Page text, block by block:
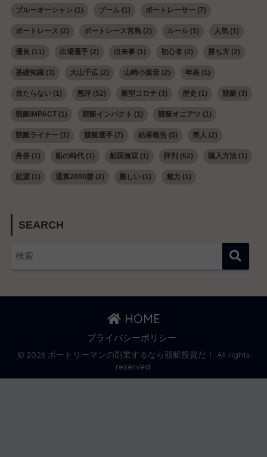
ブルーオーシャン (1) ブーム(1) ボートレーサー (7)
ボートレース (2) ボートレース宮島 (2) ルール(1) 人気(1)
優良 (11) 出場選手(2) 出来事(1) 初心者(2) 勝ち方(2)
基礎知識(3) 大山千広(2) 山崎小葉音(2) 年表(1)
当たらない(1) 悪評(52) 新型コロナ(3) 歴史 (1) 競艇 (3)
競艇IMPACT(1) 競艇インパクト (1) 競艇オニアツ (1)
競艇ライナー (1) 競艇選手(7) 結果報告(5) 美人 (2)
舟券(1) 船の時代(1) 船国無双 (1) 評判 (62) 購入方法(1)
起源(1) 通算2000勝(2) 難しい(1) 魅力 (1)
SEARCH
HOME
プライバシーポリシー
© 2026 ボートリーマンの副業するなら競艇投資だ！ All rights
reserved.